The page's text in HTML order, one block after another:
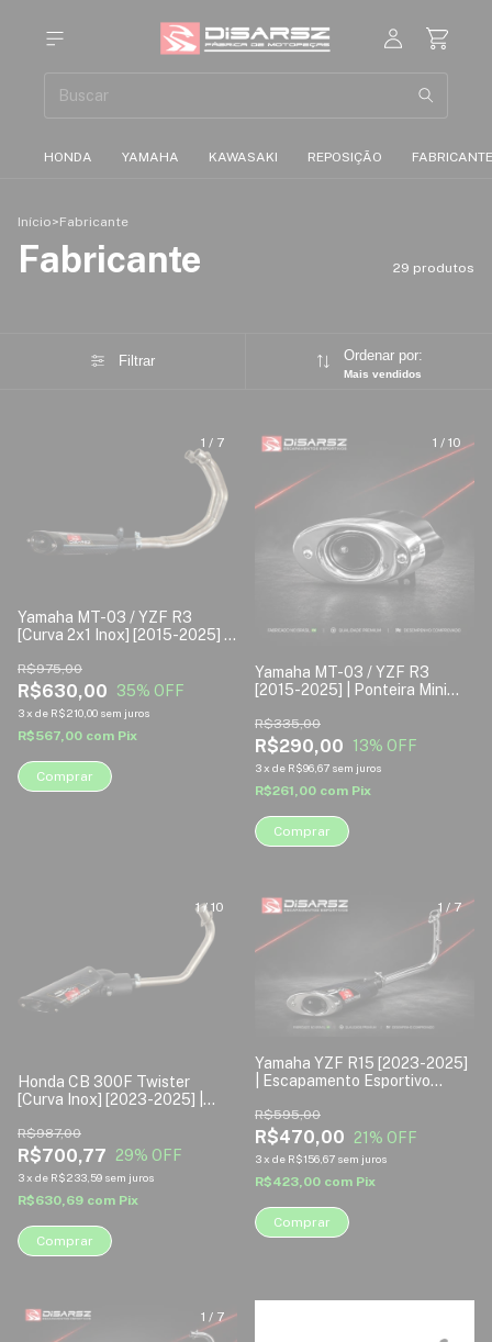
HONDA YAMAHA KAWASAKI REPOSIÇÃO FABRICANTE
Início>Fabricante
Fabricante 29 produtos
Filtrar Ordenar por:
Mais vendidos
1 / 7
Yamaha MT-03 / YZF R3
[Curva 2x1 Inox] [2015-2025] |
Disarsz
R$630,00
R$975,00
35% OFF
3 x de R$210,00 sem juros
R$567,00 com Pix
Comprar
1 / 10
Yamaha MT-03 / YZF R3
[2015-2025] | Ponteira Mini
R$290,00
R$335,00
13% OFF
3 x de R$96,67 sem juros
R$261,00 com Pix
Comprar
1/10
Honda CB 300F Twister
[Curva Inox] [2023-2025] |
Disarsz
R$700,77
R$987,00
29% OFF
3 x de R$233,59 sem juros
R$630,69 com Pix
Comprar
1 /7
Yamaha YZF R15 [2023-2025]
| Escapamento Esportivo
R$470,00
R$595,00
21 % OFF
3 x de R$156,67 sem juros
R$423,00 com Pix
Comprar
1 / 7